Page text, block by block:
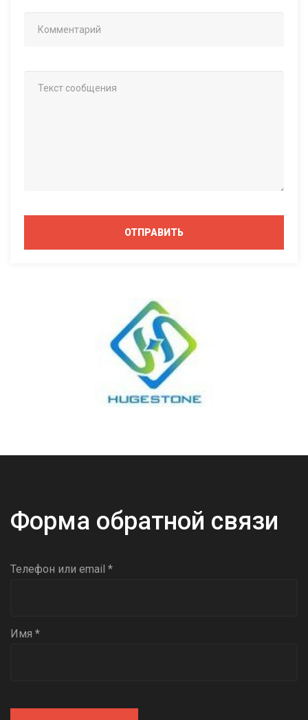
ОТПРАВИТЬ
Форма обратной связи
Телефон или email *
Имя *